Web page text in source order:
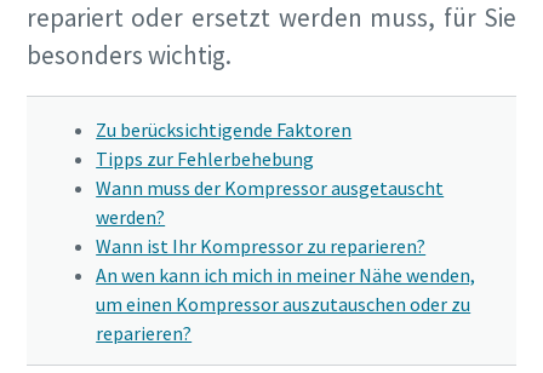
repariert oder ersetzt werden muss, für Sie
besonders wichtig.
Zu berücksichtigende Faktoren
Tipps zur Fehlerbehebung
Wann muss der Kompressor ausgetauscht
werden?
Wann ist Ihr Kompressor zu reparieren?
An wen kann ich mich in meiner Nähe wenden,
um einen Kompressor auszutauschen oder zu
reparieren?